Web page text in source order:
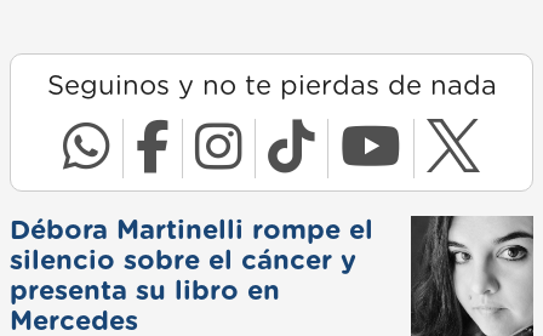
Seguinos y no te pierdas de nada
Débora Martinelli rompe el
silencio sobre el cáncer y
presenta su libro en
Mercedes